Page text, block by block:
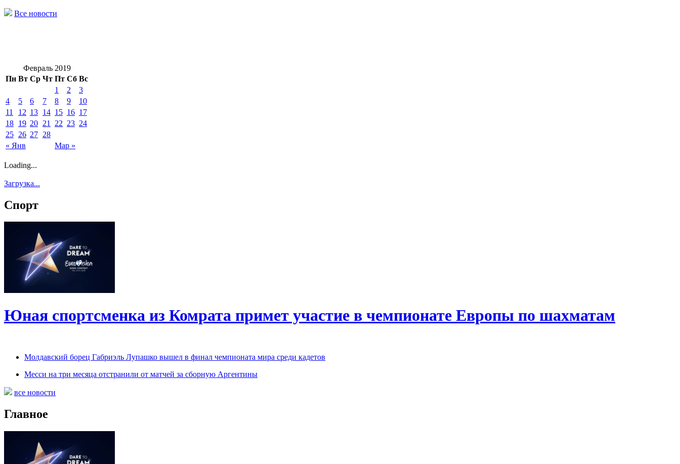
Все новости
Февраль 2019
Пн Вт Ср Чт Пт Сб Вс
« Янв Мар »
1 2
3
4
5 6 7 8 9
10
11
12 13 14 15 16 17
18 19 20 21 22 23 24
25 26 27 28
Loading...
Загрузка...
Спорт
Юная спортсменка из Комрата примет участие в чемпионате Европы по шахматам
Молдавский борец Габриэль Лупашко вышел в финал чемпионата мира среди кадетов
Месси на три месяца отстранили от матчей за сборную Аргентины
все новости
Главное